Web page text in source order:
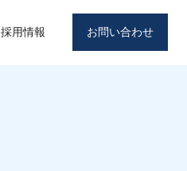
採用情報 お問い合わせ